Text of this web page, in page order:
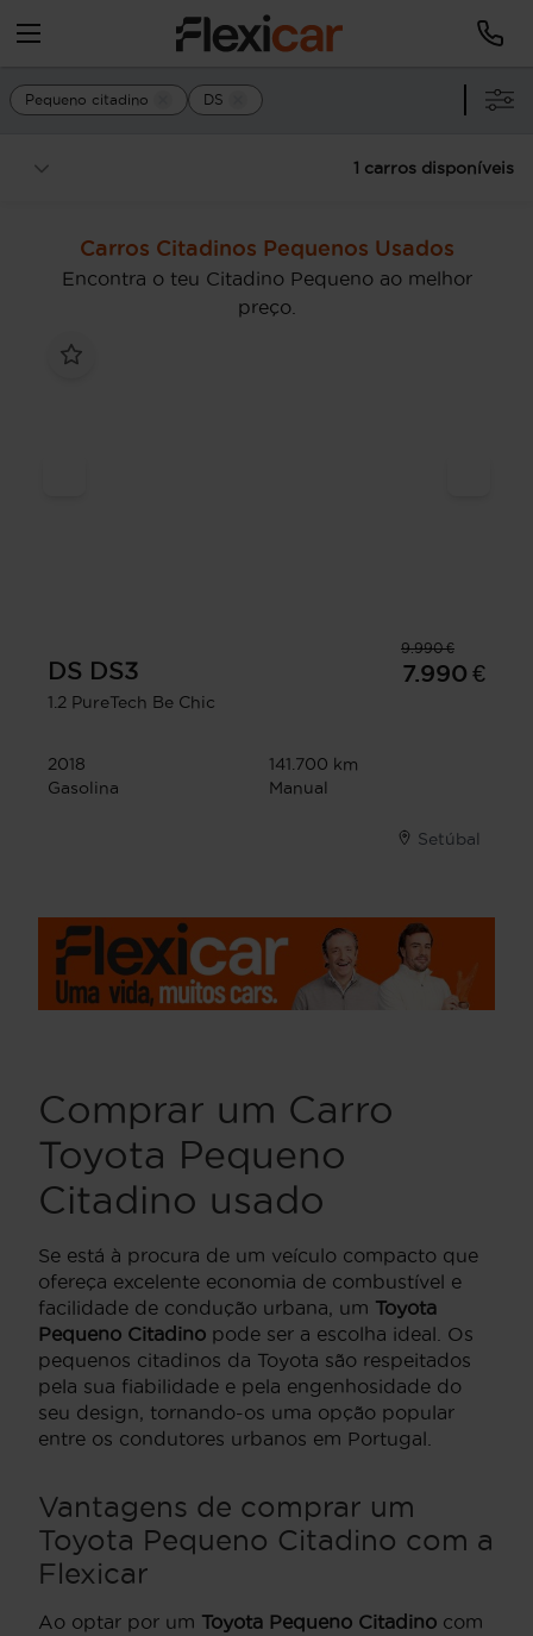
Pequeno citadino DS
1 carros disponíveis
Carros Citadinos Pequenos Usados
Encontra o teu Citadino Pequeno ao melhor
preço.
9.990 €
DS DS3
1.2 PureTech Be Chic
7.990 €
2018
141.700 km
Gasolina
Manual
Setúbal
Comprar um Carro
Toyota Pequeno
Citadino usado
Se está à procura de um veículo compacto que
ofereça excelente economia de combustível e
facilidade de condução urbana, um Toyota
Pequeno Citadino pode ser a escolha ideal. Os
pequenos citadinos da Toyota são respeitados
pela sua fiabilidade e pela engenhosidade do
seu design, tornando-os uma opção popular
entre os condutores urbanos em Portugal.
Vantagens de comprar um
Toyota Pequeno Citadino com a
Flexicar
Ao optar por um Toyota Pequeno Citadino com